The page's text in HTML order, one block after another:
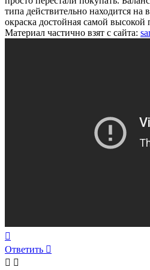
типа действительно находится на
окраска достойная самой высокой
Материал частично взят с сайта:
к
началу
Ответить